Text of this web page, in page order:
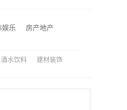
娱乐
房产地产
酒水饮料 建材装饰